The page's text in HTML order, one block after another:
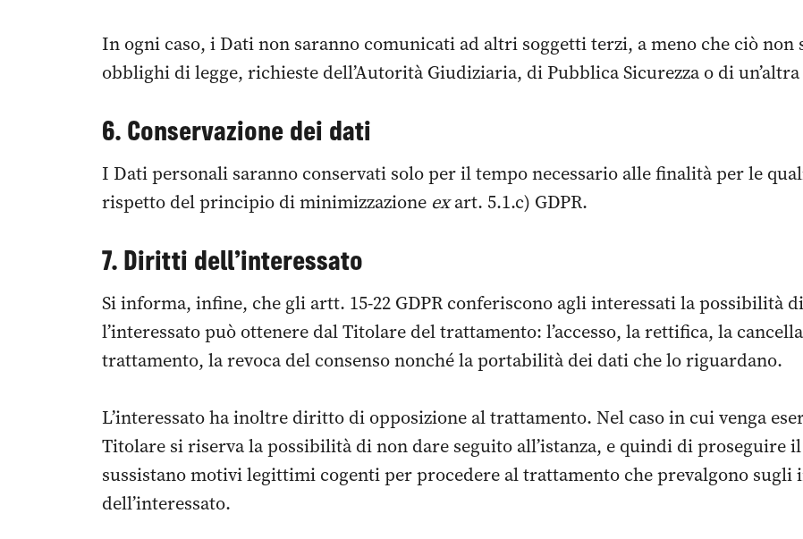
In ogni caso, i Dati non saranno comunicati ad altri soggetti terzi, a meno che ciò non
obblighi di legge, richieste dell’Autorità Giudiziaria, di Pubblica Sicurezza o di
6. Conservazione dei dati
I Dati personali saranno conservati solo per il tempo necessario alle finalità per le
rispetto del principio di minimizzazione exart. 5.1.c) GDPR.
7. Diritti dell’interessato
Si informa, infine, che gli artt. 15-22 GDPR conferiscono agli interessati la possibilità
l’interessato può ottenere dal Titolare del trattamento: l’accesso, la rettifica, la
trattamento, la revoca del consenso nonché la portabilità dei dati che lo riguardano.
L’interessato ha inoltre diritto di opposizione al trattamento. Nel caso in cui venga
Titolare si riserva la possibilità di non dare seguito all’istanza, e quindi di proseguire
sussistano motivi legittimi cogenti per procedere al trattamento che prevalgono
dell’interessato.